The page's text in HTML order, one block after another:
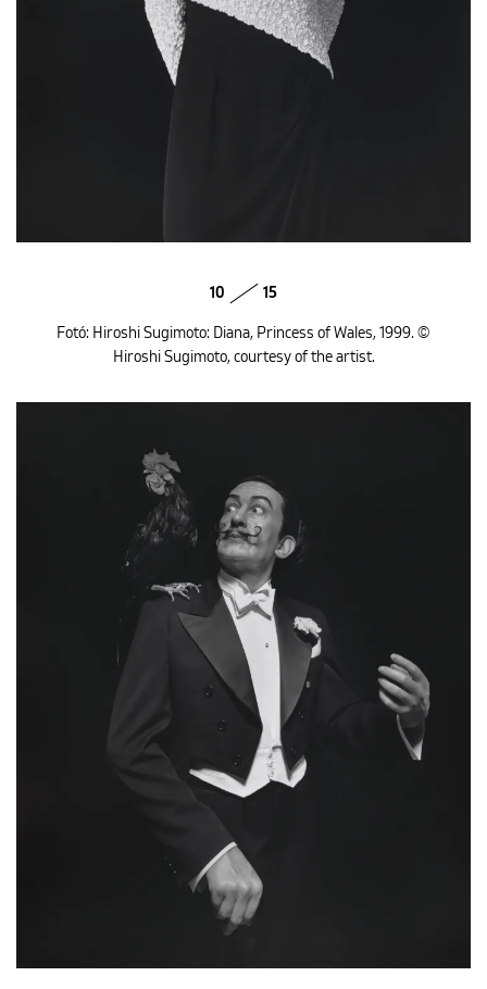
10 15
Fotó: Hiroshi Sugimoto: Diana, Princess of Wales, 1999. ©
Hiroshi Sugimoto, courtesy of the artist.